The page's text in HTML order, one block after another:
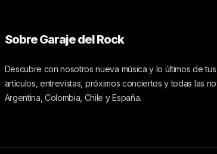
Sobre Garaje del Rock
Descubre con nosotros nueva música y lo últimos de
artículos, entrevistas, próximos conciertos y todas las
Argentina, Colombia, Chile y España.